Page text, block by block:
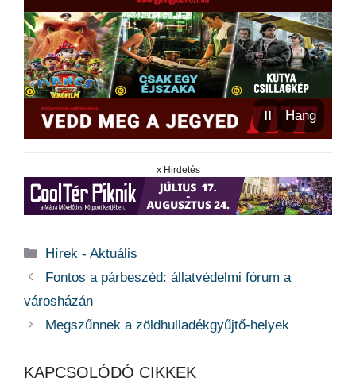
⏸ Hang
x Hirdetés
Kategória
Hírek - Aktuális
Fontos a párbeszéd: állatvédelmi fórum a
városházán
Megszűnnek a zöldhulladékgyűjtő-helyek
KAPCSOLÓDÓ CIKKEK